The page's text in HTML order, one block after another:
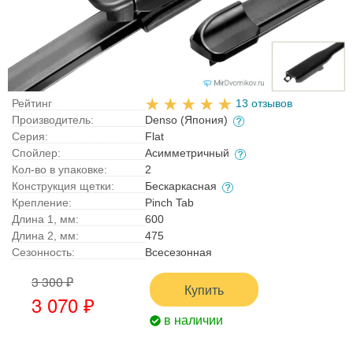
Рейтинг
13 отзывов
Производитель:
Denso (Япония)
Серия:
Flat
Спойлер:
Асимметричный
Кол-во в упаковке:
2
Конструкция щетки:
Бескаркасная
Крепление:
Pinch Tab
Длина 1, мм:
600
Длина 2, мм:
475
Сезонность:
Всесезонная
3 300 ₽
3 070 ₽
Купить
в наличии